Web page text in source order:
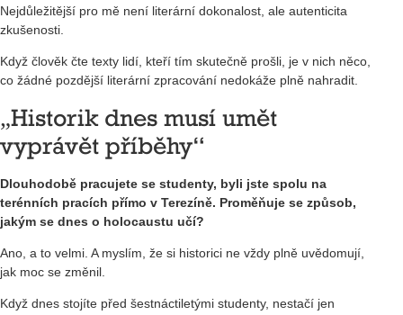
Nejdůležitější pro mě není literární dokonalost, ale autenticita
zkušenosti.
Když člověk čte texty lidí, kteří tím skutečně prošli, je v nich něco,
co žádné pozdější literární zpracování nedokáže plně nahradit.
„Historik dnes musí umět
vyprávět příběhy“
Dlouhodobě pracujete se studenty, byli jste spolu na
terénních pracích přímo v Terezíně. Proměňuje se způsob,
jakým se dnes o holocaustu učí?
Ano, a to velmi. A myslím, že si historici ne vždy plně uvědomují,
jak moc se změnil.
Když dnes stojíte před šestnáctiletými studenty, nestačí jen